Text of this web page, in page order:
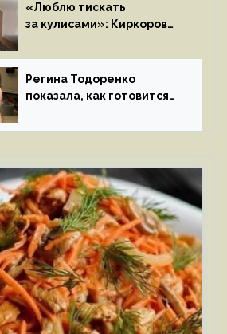
«Люблю тискать
за кулисами»: Киркоров
к молодой особе
Регина Тодоренко
показала, как готовится
ребенка